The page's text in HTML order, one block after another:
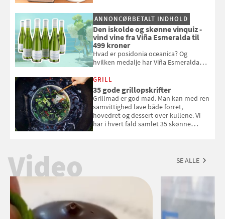
og se, hvordan du gør
ANNONCØRBETALT INDHOLD
Den iskolde og skønne vinquiz -
vind vine fra Viña Esmeralda til
499 kroner
Hvad er posidonia oceanica? Og
hvilken medalje har Viña Esmeralda
med i Samvirkes skønne vinquiz, hvor
du kan vinde 6 flasker vin fra Viña
Esmeralda. Konkurrencen slutter 1.
september 2026.
GRILL
35 gode grillopskrifter
Grillmad er god mad. Man kan med ren
samvittighed lave både forret,
hovedret og dessert over kullene. Vi
har i hvert fald samlet 35 skønne
Video SE ALLE